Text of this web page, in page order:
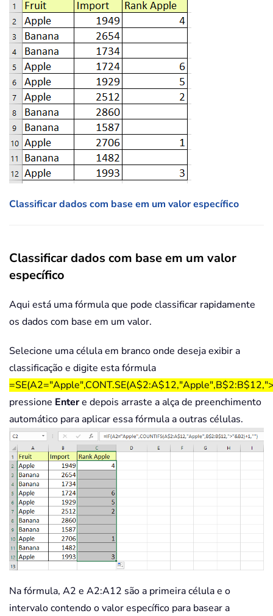
Classificar dados com base em um valor específico
Classificar dados com base em um valor
específico
Aqui está uma fórmula que pode classificar rapidamente
os dados com base em um valor.
Selecione uma célula em branco onde deseja exibir a
classificação e digite esta fórmula
pressione Entere depois arraste a alça de preenchimento
automático para aplicar essa fórmula a outras células.
Na fórmula, A2 e A2:A12 são a primeira célula e o
intervalo contendo o valor específico para basear a